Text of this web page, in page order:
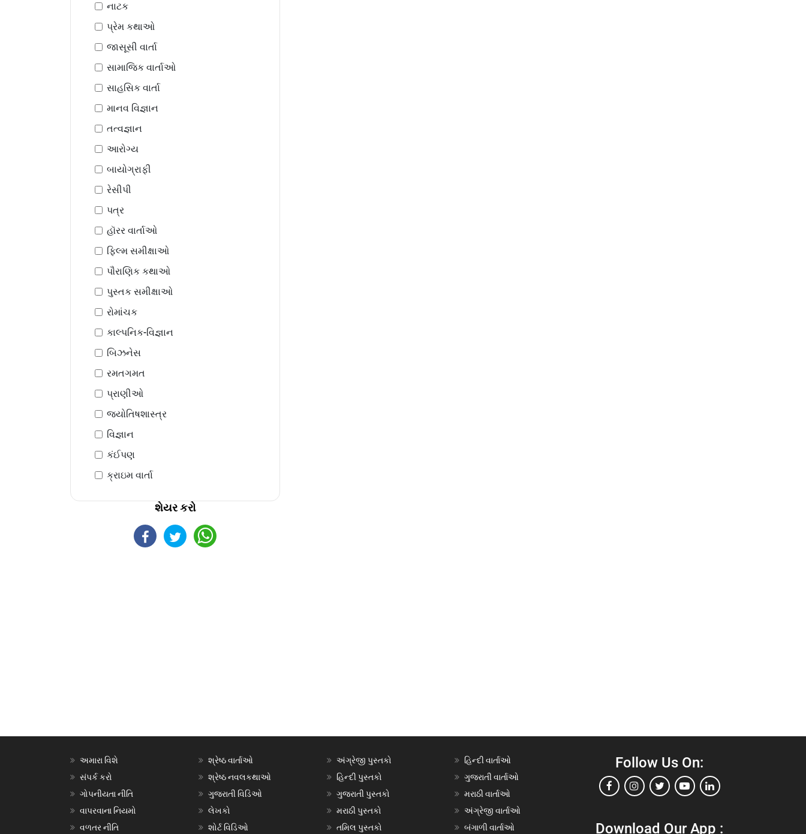
નાટક
પ્રેમ કથાઓ
જાસૂસી વાર્તા
સામાજિક વાર્તાઓ
સાહસિક વાર્તા
માનવ વિજ્ઞાન
તત્વજ્ઞાન
આરોગ્ય
બાયોગ્રાફી
રેસીપી
પત્ર
હૉરર વાર્તાઓ
ફિલ્મ સમીક્ષાઓ
પૌરાણિક કથાઓ
પુસ્તક સમીક્ષાઓ
રોમાંચક
કાલ્પનિક-વિજ્ઞાન
બિઝનેસ
રમતગમત
પ્રાણીઓ
જ્યોતિષશાસ્ત્ર
વિજ્ઞાન
કંઈપણ
ક્રાઇમ વાર્તા
શેયર કરો
અમારા વિશે
સંપર્ક કરો
ગોપનીયતા નીતિ
વાપરવાના નિયમો
વળતર નીતિ
શ્રેષ્ઠ વાર્તાઓ
શ્રેષ્ઠ નવલકથાઓ
ગુજરાતી વિડિઓ
લેખકો
શોર્ટ વિડિઓ
અંગ્રેજી પુસ્તકો
હિન્દી પુસ્તકો
ગુજરાતી પુસ્તકો
મરાઠી પુસ્તકો
તમિલ પુસ્તકો
હિન્દી વાર્તાઓ
ગુજરાતી વાર્તાઓ
મરાઠી વાર્તાઓ
અંગ્રેજી વાર્તાઓ
બંગાળી વાર્તાઓ
Follow Us On:
Download Our App :